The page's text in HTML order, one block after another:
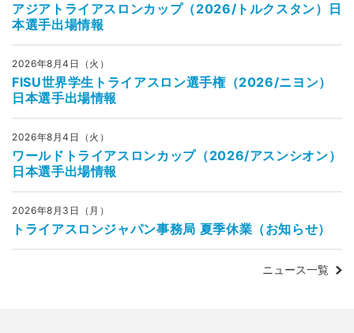
アジアトライアスロンカップ（2026/トルクスタン）日
本選手出場情報
2026年8月4日（火）
FISU世界学生トライアスロン選手権（2026/ニヨン）
日本選手出場情報
2026年8月4日（火）
ワールドトライアスロンカップ（2026/アスンシオン）
日本選手出場情報
2026年8月3日（月）
トライアスロンジャパン事務局 夏季休業（お知らせ）
ニュース一覧